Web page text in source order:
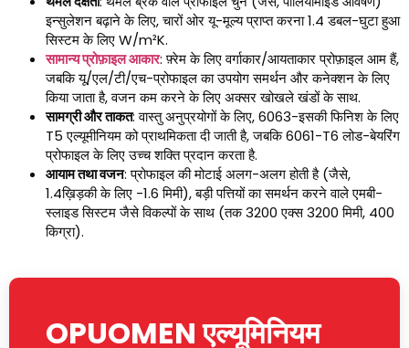
इन्सुलेशन बढ़ाने के लिए, चारों ओर यू-मूल्य प्राप्त करना 1.4 डबल-घुटा हुआ
सिस्टम के लिए W/m²K.
सामान्य प्रोफ़ाइल आकार: फ़्रेम के लिए वर्गाकार/आयताकार प्रोफ़ाइल आम हैं,
जबकि यू/एल/टी/एच-प्रोफाइल का उपयोग समर्थन और कनेक्शन के लिए
किया जाता है, वजन कम करने के लिए अक्सर खोखले खंडों के साथ.
सामग्री और ताकत: वास्तु अनुप्रयोगों के लिए, 6063-इसकी फिनिश के लिए
T5 एल्यूमीनियम को प्राथमिकता दी जाती है, जबकि 6061-T6 लोड-बेयरिंग
प्रोफाइल के लिए उच्च शक्ति प्रदान करता है.
आयाम तथा वजन: प्रोफाइल की मोटाई अलग-अलग होती है (जैसे,
1.4ख़िड़की के लिए -1.6 मिमी), बड़ी पत्तियों का समर्थन करने वाले एमबी-
स्लाइड सिस्टम जैसे विकल्पों के साथ (तक 3200 एक्स 3200 मिमी, 400
किग्रा).
OPUOMEN एल्यूमिनियम